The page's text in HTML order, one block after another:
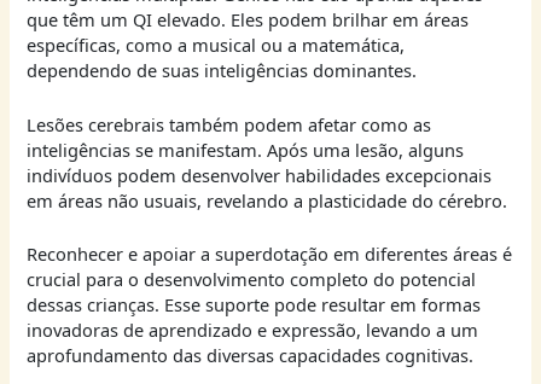
que têm um QI elevado. Eles podem brilhar em áreas
específicas, como a musical ou a matemática,
dependendo de suas inteligências dominantes.
Lesões cerebrais também podem afetar como as
inteligências se manifestam. Após uma lesão, alguns
indivíduos podem desenvolver habilidades excepcionais
em áreas não usuais, revelando a plasticidade do cérebro.
Reconhecer e apoiar a superdotação em diferentes áreas é
crucial para o desenvolvimento completo do potencial
dessas crianças. Esse suporte pode resultar em formas
inovadoras de aprendizado e expressão, levando a um
aprofundamento das diversas capacidades cognitivas.